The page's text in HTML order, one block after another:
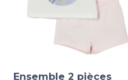
Ensemble 2 pièces